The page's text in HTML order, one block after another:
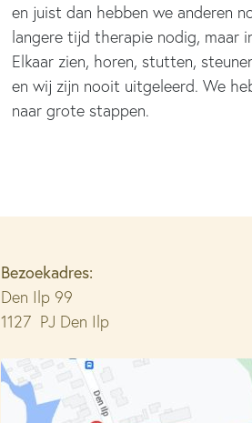
en juist dan hebben we anderen
langere tijd therapie nodig, maar
Elkaar zien, horen, stutten,
en wij zijn nooit uitgeleerd. We
naar grote stappen.
Bezoekadres:
Den Ilp 99
1127 PJ Den Ilp